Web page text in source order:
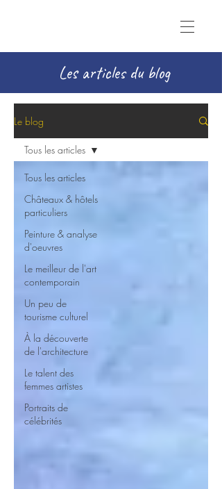
Les articles du blog
Le blog
Tous les articles
Châteaux & hôtels
particuliers
Peinture & analyse
d'oeuvres
Le meilleur de l'art
contemporain
Un peu de
tourisme culturel
À la découverte
de l'architecture
Le talent des
femmes artistes
Portraits de
célébrités
Tous les articles